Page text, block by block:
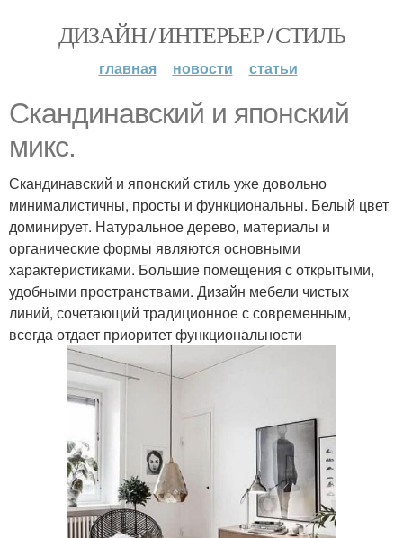
ДИЗАЙН / ИНТЕРЬЕР / СТИЛЬ
главная новости статьи
Скандинавский и японский
микс.
Скандинавский и японский стиль уже довольно
минималистичны, просты и функциональны. Белый цвет
доминирует. Натуральное дерево, материалы и
органические формы являются основными
характеристиками. Большие помещения с открытыми,
удобными пространствами. Дизайн мебели чистых
линий, сочетающий традиционное с современным,
всегда отдает приоритет функциональности